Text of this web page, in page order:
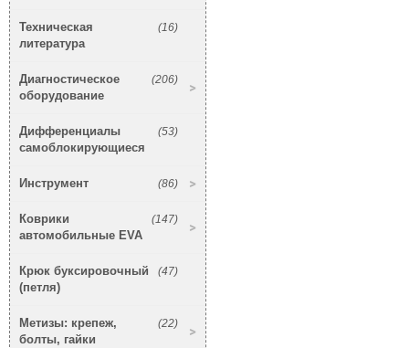
(16)
Техническая
литература
(206)
Диагностическое
оборудование
(53)
Дифференциалы
самоблокирующиеся
(86)
Инструмент
(147)
Коврики
автомобильные EVA
(47)
Крюк буксировочный
(петля)
(22)
Метизы: крепеж,
болты, гайки